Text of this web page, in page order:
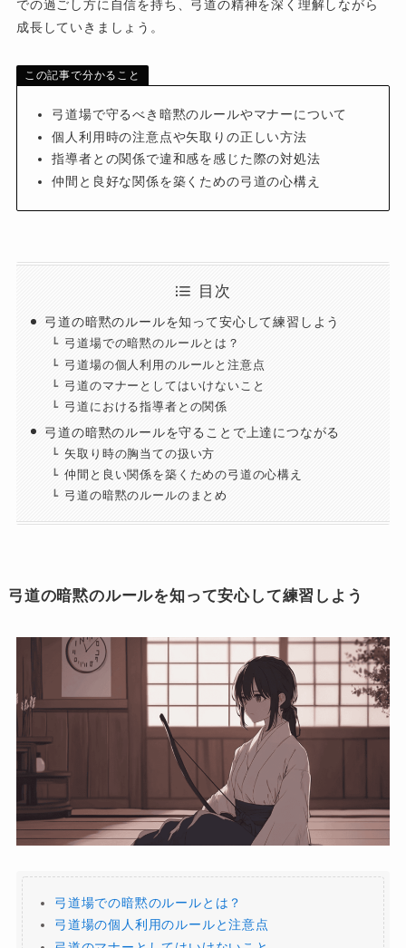
での過ごし方に自信を持ち、弓道の精神を深く理解しながら
成長していきましょう。
この記事で分かること
弓道場で守るべき暗黙のルールやマナーについて
個人利用時の注意点や矢取りの正しい方法
指導者との関係で違和感を感じた際の対処法
仲間と良好な関係を築くための弓道の心構え
目次
弓道の暗黙のルールを知って安心して練習しよう
弓道場での暗黙のルールとは？
弓道場の個人利用のルールと注意点
弓道のマナーとしてはいけないこと
弓道における指導者との関係
弓道の暗黙のルールを守ることで上達につながる
矢取り時の胸当ての扱い方
仲間と良い関係を築くための弓道の心構え
弓道の暗黙のルールのまとめ
弓道の暗黙のルールを知って安心して練習しよう
弓道場での暗黙のルールとは？
弓道場の個人利用のルールと注意点